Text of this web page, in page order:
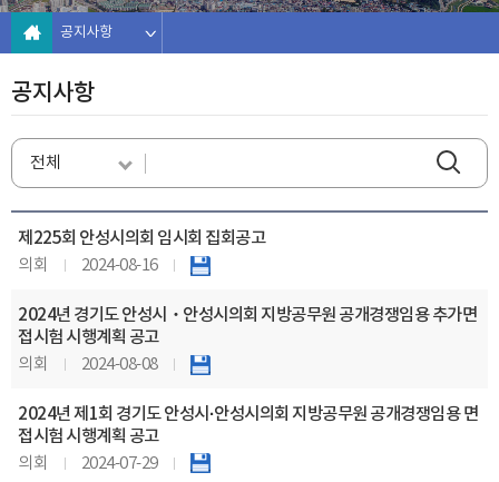
공지사항
공지사항
제225회 안성시의회 임시회 집회공고
의회 2024-08-16
2024년 경기도 안성시・안성시의회 지방공무원 공개경쟁임용 추가면
접시험 시행계획 공고
의회 2024-08-08
2024년 제1회 경기도 안성시·안성시의회 지방공무원 공개경쟁임용 면
접시험 시행계획 공고
의회 2024-07-29